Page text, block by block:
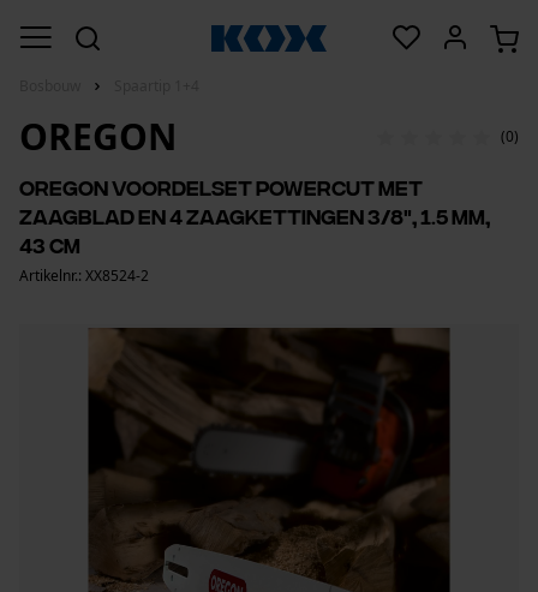
OREGON (0)
Oregon voordelset PowerCut met
zaagblad en 4 zaagkettingen 3/8", 1.5 mm,
43 cm
Artikelnr.: XX8524-2